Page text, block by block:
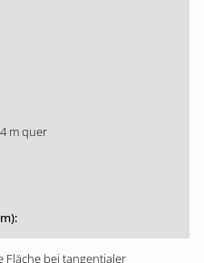
m quer
Fläche bei tangentialer